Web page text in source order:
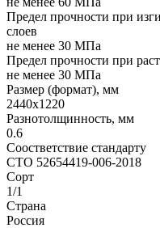
Предел прочности при
слоев
не менее 30 МПа
Предел прочности при
не менее 30 МПа
Размер (формат), мм
2440x1220
Разнотолщинность, мм
0.6
Соостветствие стандарту
СТО 52654419-006-2018
Сорт
1/1
Страна
Россия